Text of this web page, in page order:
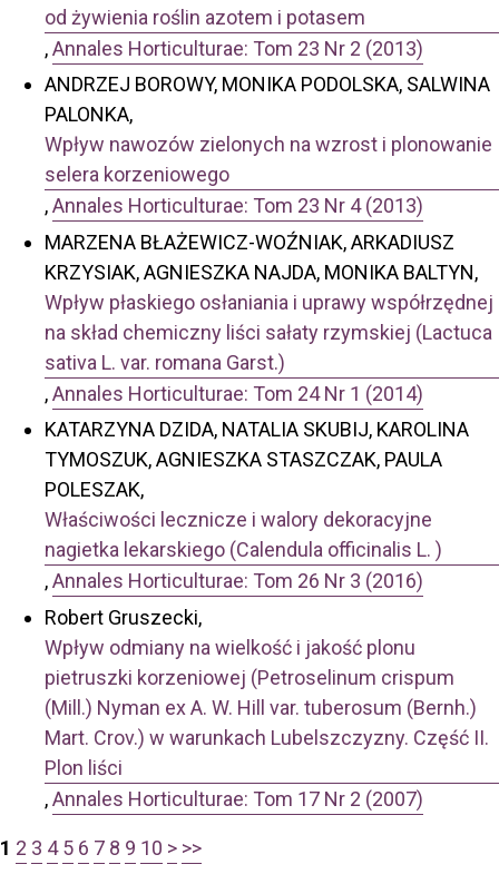
od żywienia roślin azotem i potasem
,Annales Horticulturae: Tom 23 Nr 2 (2013)
ANDRZEJ BOROWY, MONIKA PODOLSKA, SALWINA
PALONKA,
Wpływ nawozów zielonych na wzrost i plonowanie
selera korzeniowego
,Annales Horticulturae: Tom 23 Nr 4 (2013)
MARZENA BŁAŻEWICZ-WOŹNIAK, ARKADIUSZ
KRZYSIAK, AGNIESZKA NAJDA, MONIKA BALTYN,
Wpływ płaskiego osłaniania i uprawy współrzędnej
na skład chemiczny liści sałaty rzymskiej (Lactuca
sativa L. var. romana Garst.)
,Annales Horticulturae: Tom 24 Nr 1 (2014)
KATARZYNA DZIDA, NATALIA SKUBIJ, KAROLINA
TYMOSZUK, AGNIESZKA STASZCZAK, PAULA
POLESZAK,
Właściwości lecznicze i walory dekoracyjne
nagietka lekarskiego (Calendula officinalis L. )
,Annales Horticulturae: Tom 26 Nr 3 (2016)
Robert Gruszecki,
Wpływ odmiany na wielkość i jakość plonu
pietruszki korzeniowej (Petroselinum crispum
(Mill.) Nyman ex A. W. Hill var. tuberosum (Bernh.)
Mart. Crov.) w warunkach Lubelszczyzny. Część II.
Plon liści
,Annales Horticulturae: Tom 17 Nr 2 (2007)
1 2 3 4 5 6 7 8 9 10 > >>